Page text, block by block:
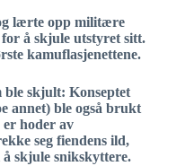
lærte opp militære
å skjule utstyret sitt.
kamuflasjenettene.
ble skjult: Konseptet
annet) ble også brukt
hoder av
seg fiendens ild,
skjule snikskyttere.